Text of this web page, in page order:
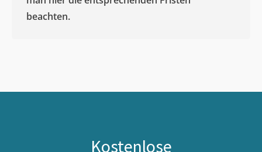
beachten.
Kostenlose